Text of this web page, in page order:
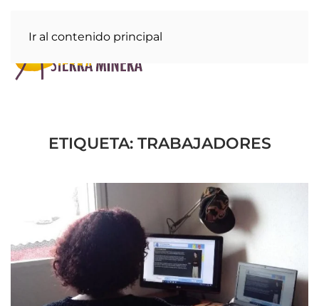
Ir al contenido principal
ETIQUETA: TRABAJADORES